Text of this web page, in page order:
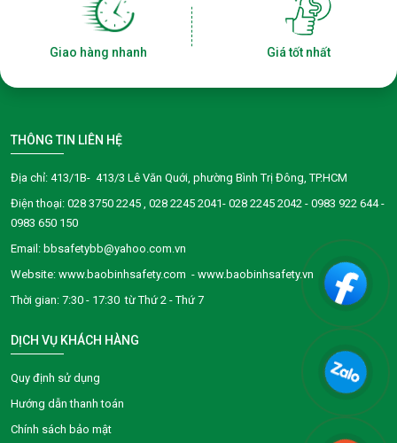
Giao hàng nhanh Giá tốt nhất
THÔNG TIN LIÊN HỆ
Địa chỉ: 413/1B- 413/3 Lê Văn Quới, phường Bình Trị Đông, TP.HCM
Điện thoại: 028 3750 2245 , 028 2245 2041- 028 2245 2042 - 0983 922 644 -
0983 650 150
Email: bbsafetybb@yahoo.com.vn
Website: www.baobinhsafety.com - www.baobinhsafety.vn
Thời gian: 7:30 - 17:30 từ Thứ 2 - Thứ 7
DỊCH VỤ KHÁCH HÀNG
Quy định sử dụng
Hướng dẫn thanh toán
Chính sách bảo mật